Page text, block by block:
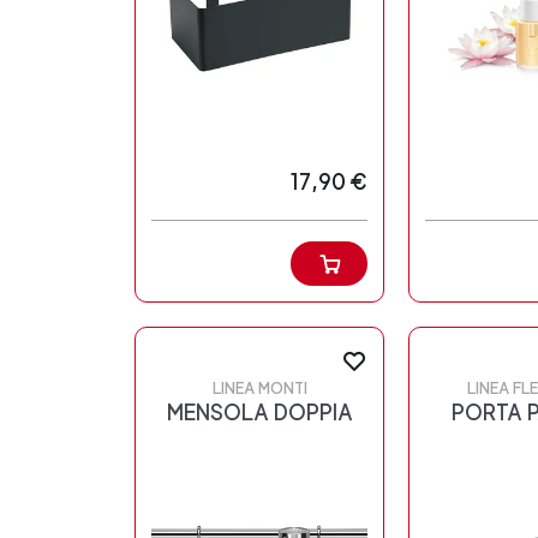
17,90 €
LINEA MONTI
MENSOLA DOPPIA
LINEA
PORTA